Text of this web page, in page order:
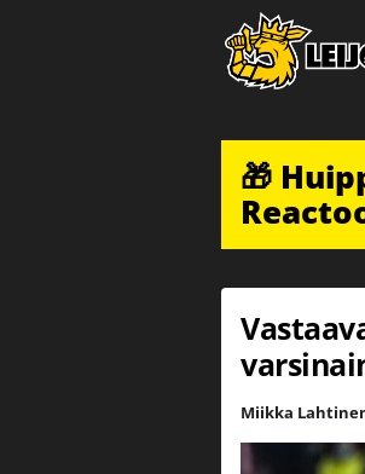
🎁
Miikka